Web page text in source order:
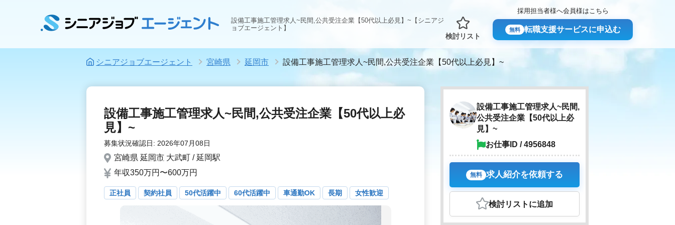
設備工事施工管理求人~民間,公共受注企業【50代以上必見】~【シニアジ
ョブエージェント】
検討リスト
採用担当者様へ会員様はこちら
無料 転職支援サービスに申込む
シニアジョブエージェント 宮崎県 延岡市 設備工事施工管理求人~民間,公共受注企業【50代以上必見】~
設備工事施工管理求人~民間,公共受注企業【50代以上必
見】~
募集状況確認日: 2026年07月08日
宮崎県 延岡市 大武町 / 延岡駅
年収350万円〜600万円
正社員 契約社員 50代活躍中 60代活躍中 車通勤OK 長期 女性歓迎
設備工事施工管理求人~民間,
公共受注企業【50代以上必
見】~
お仕事ID / 4956848
無料 求人紹介を依頼する
検討リスト に追加